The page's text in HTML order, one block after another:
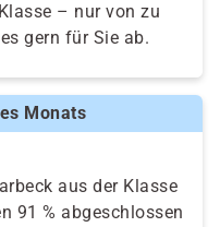
– nur von zu
gern für Sie ab.
Monats
aus der Klasse
91 % abgeschlossen